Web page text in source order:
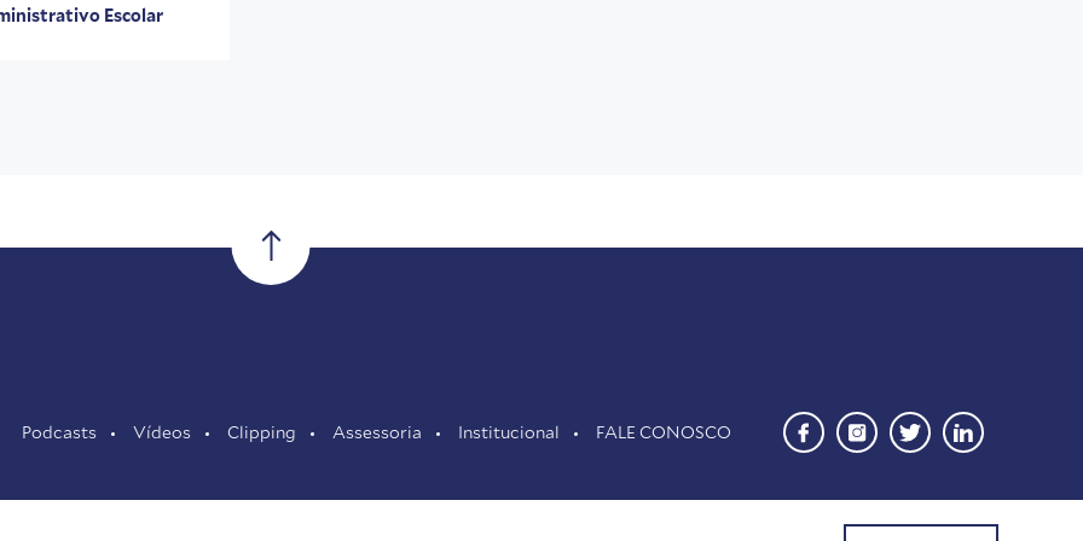
Escolar
Podcasts Vídeos Clipping Assessoria Institucional FALE CONOSCO